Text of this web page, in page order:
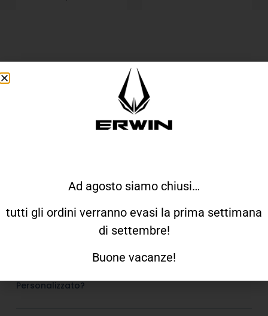
QUALCHE INFO
Come Veste Erwin?
Quando Ricevo L'ordine?
Personalizzato?
Ad agosto siamo chiusi…
tutti gli ordini verranno evasi la prima settimana
di settembre!
Buone vacanze!